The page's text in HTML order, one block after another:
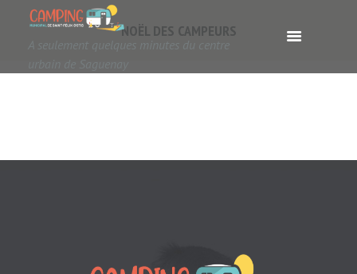
A seulement quelques minutes du centre
urbain de Saguenay
NOËL DES CAMPEURS